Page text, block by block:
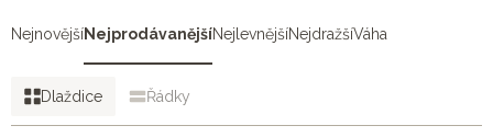
NejnovějšíNejprodávanějšíNejlevnějšíNejdražšíVáha
Dlaždice Řádky